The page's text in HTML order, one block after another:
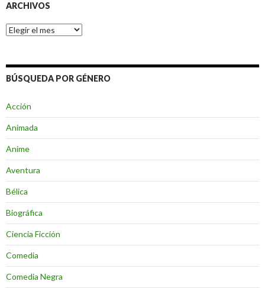
ARCHIVOS
Archivos
BÚSQUEDA POR GÉNERO
Acción
Animada
Anime
Aventura
Bélica
Biográfica
Ciencia Ficción
Comedia
Comedia Negra